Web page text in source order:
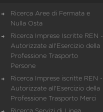
Ricerca Aree di Fermata e
Nulla Osta
Ricerca Imprese Iscritte REN -
Autorizzate all'Esercizio della
Professione Trasporto
Persone
Ricerca Imprese iscritte REN -
Autorizzate all'Esercizio della
Professione Trasporto Merci